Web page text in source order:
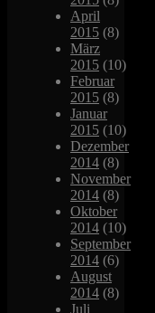
April
2015 (8)
März
2015 (10)
Februar
2015 (8)
Januar
2015 (10)
Dezember
2014 (8)
November
2014 (8)
Oktober
2014 (10)
September
2014 (6)
August
2014 (8)
Juli